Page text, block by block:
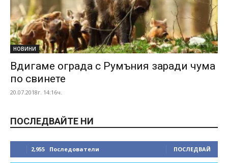
НОВИНИ
Вдигаме ограда с Румъния заради чума
по свинете
20.07.2018г. 14:16ч.
ПОСЛЕДВАЙТЕ НИ
2,955 Последователи ПОСЛЕДВАЙ